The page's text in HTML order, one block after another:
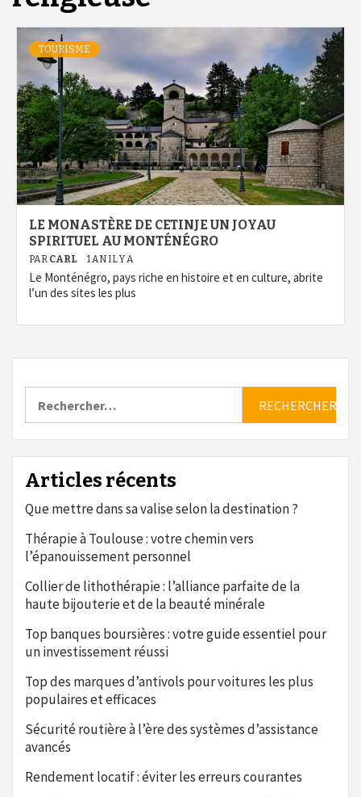
TOURISME
LE MONASTÈRE DE CETINJE UN JOYAU
SPIRITUEL AU MONTÉNÉGRO
PAR CARL 1 AN IL Y A
Le Monténégro, pays riche en histoire et en culture, abrite
l’un des sites les plus
Articles récents
Que mettre dans sa valise selon la destination ?
Thérapie à Toulouse : votre chemin vers
l’épanouissement personnel
Collier de lithothérapie : l’alliance parfaite de la
haute bijouterie et de la beauté minérale
Top banques boursières : votre guide essentiel pour
un investissement réussi
Top des marques d’antivols pour voitures les plus
populaires et efficaces
Sécurité routière à l’ère des systèmes d’assistance
avancés
Rendement locatif : éviter les erreurs courantes